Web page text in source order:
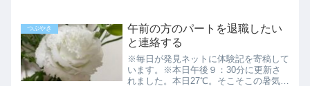
近はよくお米売り場をチェックしたり…
毎日見たって、お米の値段...
つぶやき
午前の方のパートを退職したい
と連絡する
※毎日が発見ネットに体験記を寄稿して
います。※本日午後９：30分に更新さ
れました。本日27℃。そこそこの暑気の